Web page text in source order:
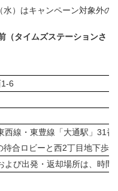
）はキャンペーン対象外
（タイムズステーションさ
6
線・東豊線「大通駅」31番
合ロビーと西2丁目地下歩
よび出発・返却場所は、時